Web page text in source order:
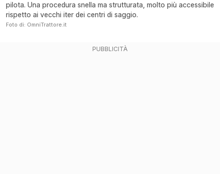
pilota. Una procedura snella ma strutturata, molto più accessibile
rispetto ai vecchi iter dei centri di saggio.
Foto di: OmniTrattore.it